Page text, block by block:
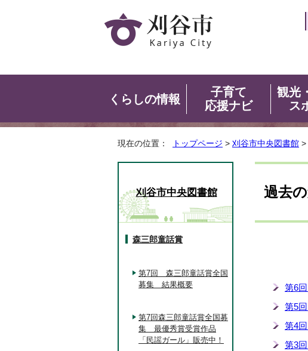
くらしの情報
子育て
応援ナビ
観光
ス
現在の位置： トップページ > 刈谷市中央図書館 >
過去
第6
第5
第4
第3
刈谷市中央図書館
森三郎童話賞
第7回 森三郎童話賞全国
募集 結果概要
第7回森三郎童話賞全国募
集 最優秀賞受賞作品
「民謡ガール」販売中！